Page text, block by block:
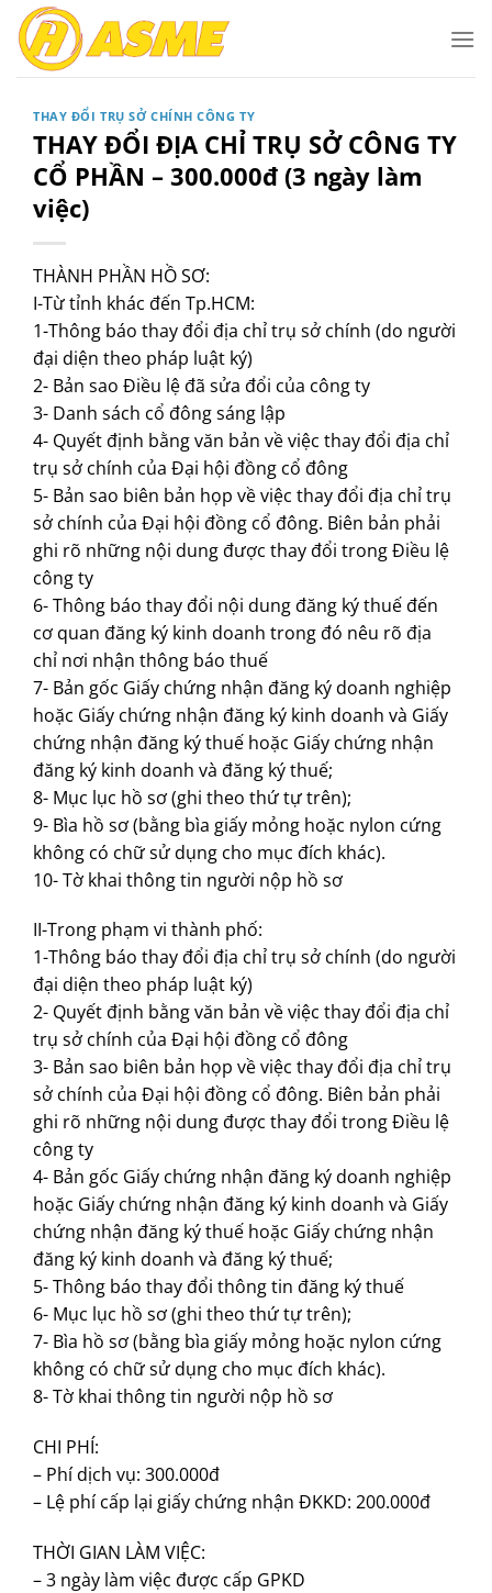
qua
THAY ĐỔI TRỤ SỞ CHÍNH CÔNG TY
THAY ĐỔI ĐỊA CHỈ TRỤ SỞ CÔNG TY
CỔ PHẦN – 300.000đ (3 ngày làm
việc)
THÀNH PHẦN HỒ SƠ:
I-Từ tỉnh khác đến Tp.HCM:
1-Thông báo thay đổi địa chỉ trụ sở chính (do người
đại diện theo pháp luật ký)
2- Bản sao Điều lệ đã sửa đổi của công ty
3- Danh sách cổ đông sáng lập
4- Quyết định bằng văn bản về việc thay đổi địa chỉ
trụ sở chính của Đại hội đồng cổ đông
5- Bản sao biên bản họp về việc thay đổi địa chỉ trụ
sở chính của Đại hội đồng cổ đông. Biên bản phải
ghi rõ những nội dung được thay đổi trong Điều lệ
công ty
6- Thông báo thay đổi nội dung đăng ký thuế đến
cơ quan đăng ký kinh doanh trong đó nêu rõ địa
chỉ nơi nhận thông báo thuế
7- Bản gốc Giấy chứng nhận đăng ký doanh nghiệp
hoặc Giấy chứng nhận đăng ký kinh doanh và Giấy
chứng nhận đăng ký thuế hoặc Giấy chứng nhận
đăng ký kinh doanh và đăng ký thuế;
8- Mục lục hồ sơ (ghi theo thứ tự trên);
9- Bìa hồ sơ (bằng bìa giấy mỏng hoặc nylon cứng
không có chữ sử dụng cho mục đích khác).
10- Tờ khai thông tin người nộp hồ sơ
II-Trong phạm vi thành phố:
1-Thông báo thay đổi địa chỉ trụ sở chính (do người
đại diện theo pháp luật ký)
2- Quyết định bằng văn bản về việc thay đổi địa chỉ
trụ sở chính của Đại hội đồng cổ đông
3- Bản sao biên bản họp về việc thay đổi địa chỉ trụ
sở chính của Đại hội đồng cổ đông. Biên bản phải
ghi rõ những nội dung được thay đổi trong Điều lệ
công ty
4- Bản gốc Giấy chứng nhận đăng ký doanh nghiệp
hoặc Giấy chứng nhận đăng ký kinh doanh và Giấy
chứng nhận đăng ký thuế hoặc Giấy chứng nhận
đăng ký kinh doanh và đăng ký thuế;
5- Thông báo thay đổi thông tin đăng ký thuế
6- Mục lục hồ sơ (ghi theo thứ tự trên);
7- Bìa hồ sơ (bằng bìa giấy mỏng hoặc nylon cứng
không có chữ sử dụng cho mục đích khác).
8- Tờ khai thông tin người nộp hồ sơ
CHI PHÍ:
– Phí dịch vụ: 300.000đ
– Lệ phí cấp lại giấy chứng nhận ĐKKD: 200.000đ
THỜI GIAN LÀM VIỆC:
– 3 ngày làm việc được cấp GPKD